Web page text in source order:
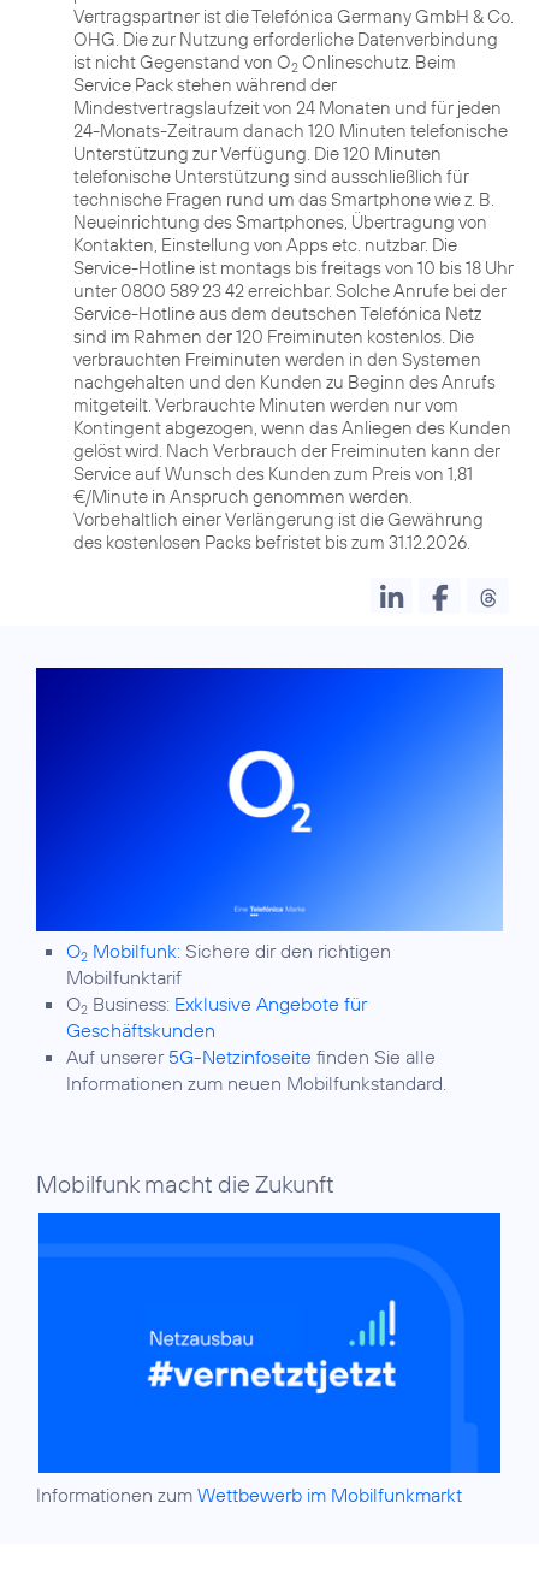
Vertragspartner ist die Telefónica Germany GmbH & Co.
OHG. Die zur Nutzung erforderliche Datenverbindung
ist nicht Gegenstand von O2 Onlineschutz. Beim
Service Pack stehen während der
Mindestvertragslaufzeit von 24 Monaten und für jeden
24-Monats-Zeitraum danach 120 Minuten telefonische
Unterstützung zur Verfügung. Die 120 Minuten
telefonische Unterstützung sind ausschließlich für
technische Fragen rund um das Smartphone wie z. B.
Neueinrichtung des Smartphones, Übertragung von
Kontakten, Einstellung von Apps etc. nutzbar. Die
Service-Hotline ist montags bis freitags von 10 bis 18 Uhr
unter 0800 589 23 42 erreichbar. Solche Anrufe bei der
Service-Hotline aus dem deutschen Telefónica Netz
sind im Rahmen der 120 Freiminuten kostenlos. Die
verbrauchten Freiminuten werden in den Systemen
nachgehalten und den Kunden zu Beginn des Anrufs
mitgeteilt. Verbrauchte Minuten werden nur vom
Kontingent abgezogen, wenn das Anliegen des Kunden
gelöst wird. Nach Verbrauch der Freiminuten kann der
Service auf Wunsch des Kunden zum Preis von 1,81
€/Minute in Anspruch genommen werden.
Vorbehaltlich einer Verlängerung ist die Gewährung
des kostenlosen Packs befristet bis zum 31.12.2026.
O2 Mobilfunk: Sichere dir den richtigen
Mobilfunktarif
O2 Business: Exklusive Angebote für
Geschäftskunden
Auf unserer 5G-Netzinfoseite finden Sie alle
Informationen zum neuen Mobilfunkstandard.
Mobilfunk macht die Zukunft
Informationen zum Wettbewerb im Mobilfunkmarkt